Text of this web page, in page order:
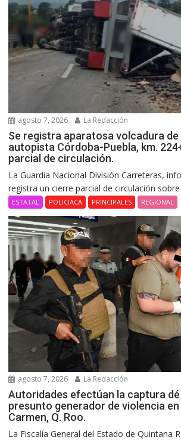
agosto 7, 2026 La Redacción
Se registra aparatosa volcadura
autopista Córdoba-Puebla, km.
parcial de circulación.
La Guardia Nacional División Carreteras,
registra un cierre parcial de circulación
ESTATAL POLICIACA PRINCIPALES REGIONAL
agosto 7, 2026 La Redacción
Autoridades efectúan la captura dé
presunto generador de violencia en
Carmen, Q. Roo.
La Fiscalía General del Estado de Quintana